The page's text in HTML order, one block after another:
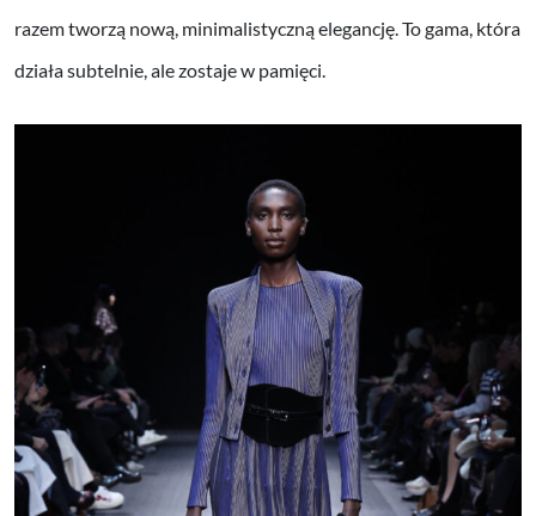
razem tworzą nową, minimalistyczną elegancję. To gama, która
działa subtelnie, ale zostaje w pamięci.